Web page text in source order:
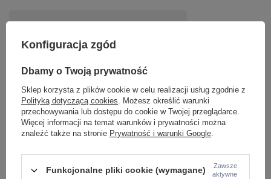
Czarna lampa sufitowa kwadratowe ramki LED
TRAFORO Paul Neuhaus 6855-18 sterowana
pilotem
Konfiguracja zgód
Dbamy o Twoją prywatność
Sklep korzysta z plików cookie w celu realizacji usług zgodnie z
Polityką dotyczącą cookies. Możesz określić warunki
przechowywania lub dostępu do cookie w Twojej przeglądarce.
Więcej informacji na temat warunków i prywatności można
znaleźć także na stronie Prywatność i warunki Google.
Funkcjonalne pliki cookie (wymagane)
Zawsze
aktywne